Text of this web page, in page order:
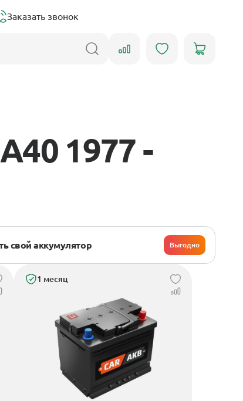
Заказать звонок
1977 -
свой аккумулятор Выгодно
1 месяц